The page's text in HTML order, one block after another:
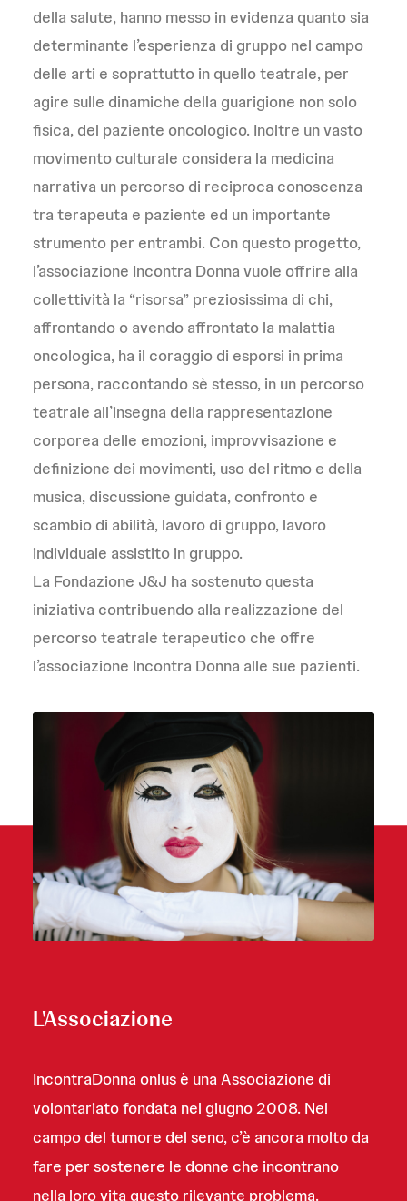
della salute, hanno messo in evidenza quanto sia
determinante l’esperienza di gruppo nel campo
delle arti e soprattutto in quello teatrale, per
agire sulle dinamiche della guarigione non solo
fisica, del paziente oncologico. Inoltre un vasto
movimento culturale considera la medicina
narrativa un percorso di reciproca conoscenza
tra terapeuta e paziente ed un importante
strumento per entrambi. Con questo progetto,
l’associazione Incontra Donna vuole offrire alla
collettività la “risorsa” preziosissima di chi,
affrontando o avendo affrontato la malattia
oncologica, ha il coraggio di esporsi in prima
persona, raccontando sè stesso, in un percorso
teatrale all’insegna della rappresentazione
corporea delle emozioni, improvvisazione e
definizione dei movimenti, uso del ritmo e della
musica, discussione guidata, confronto e
scambio di abilità, lavoro di gruppo, lavoro
individuale assistito in gruppo.
La Fondazione J&J ha sostenuto questa
iniziativa contribuendo alla realizzazione del
percorso teatrale terapeutico che offre
l’associazione Incontra Donna alle sue pazienti.
L'Associazione
IncontraDonna onlus è una Associazione di
volontariato fondata nel giugno 2008. Nel
campo del tumore del seno, c’è ancora molto da
fare per sostenere le donne che incontrano
nella loro vita questo rilevante problema.